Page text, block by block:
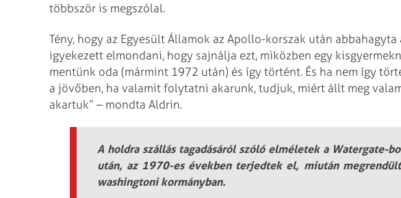
többször is megszólal.
Tény, hogy az Egyesült Államok az Apollo-korszak után
igyekezett elmondani, hogy sajnálja ezt, miközben egy
mentünk oda (mármint 1972 után) és így történt. És ha nem így
a jövőben, ha valamit folytatni akarunk, tudjuk, miért állt meg
akartuk” – mondta Aldrin.
A holdra szállás tagadásáról szóló elméletek a Watergate-
után, az 1970-es években terjedtek el, miután
washingtoni kormányban.